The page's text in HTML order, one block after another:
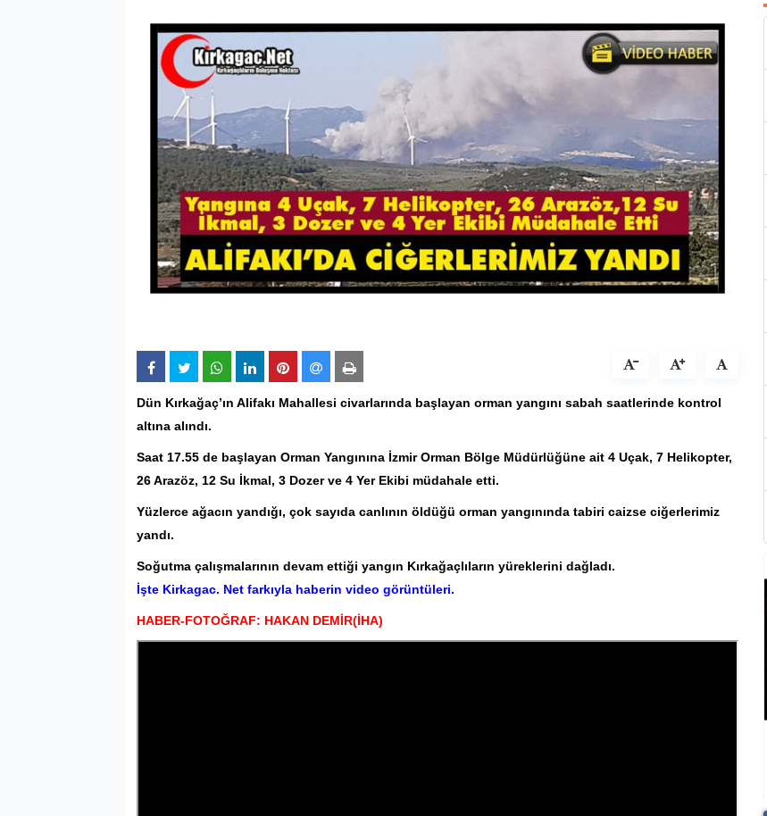
Dün Kırkağaç’ın Alifakı Mahallesi civarlarında başlayan orman yangını sabah saatlerinde kontrol
altına alındı.
Saat 17.55 de başlayan Orman Yangınına İzmir Orman Bölge Müdürlüğüne ait 4 Uçak, 7 Helikopter,
26 Arazöz, 12 Su İkmal, 3 Dozer ve 4 Yer Ekibi müdahale etti.
Yüzlerce ağacın yandığı, çok sayıda canlının öldüğü orman yangınında tabiri caizse ciğerlerimiz
yandı.
Soğutma çalışmalarının devam ettiği yangın Kırkağaçlıların yüreklerini dağladı.
İşte Kirkagac. Net farkıyla haberin video görüntüleri.
HABER-FOTOĞRAF: HAKAN DEMİR(İHA)